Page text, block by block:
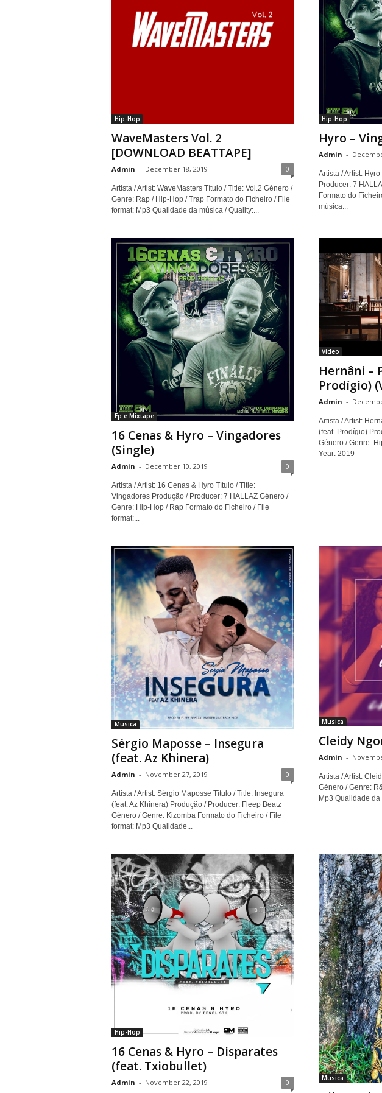
Hip-Hop
WaveMasters Vol. 2
[DOWNLOAD BEATTAPE]
Admin - December 18, 2019 0
Artista / Artist: WaveMasters Título / Title: Vol.2 Género /
Genre: Rap / Hip-Hop / Trap Formato do Ficheiro / File
format: Mp3 Qualidade da música / Quality:...
Hip-Hop
Hyro –
Admin -
Artista / Artist:
Producer: 7
Formato do
música...
Ep e Mixtape
16 Cenas & Hyro – Vingadores
(Single)
Admin - December 10, 2019 0
Artista / Artist: 16 Cenas & Hyro Título / Title:
Vingadores Produção / Producer: 7 HALLAZ Género /
Genre: Hip-Hop / Rap Formato do Ficheiro / File
format:...
Video
Hernâni –
Prodígio)
Admin -
Artista / Artist:
(feat. Prodígio)
Género / Genre:
Year: 2019
Musica
Sérgio Maposse – Insegura
(feat. Az Khinera)
Admin - November 27, 2019 0
Artista / Artist: Sérgio Maposse Título / Title: Insegura
(feat. Az Khinera) Produção / Producer: Fleep Beatz
Género / Genre: Kizomba Formato do Ficheiro / File
format: Mp3 Qualidade...
Musica
Cleidy
Admin -
Artista / Artist:
Género / Genre:
Mp3 Qualidade da
Hip-Hop
16 Cenas & Hyro – Disparates
(feat. Txiobullet)
Admin - November 22, 2019 0 Musica